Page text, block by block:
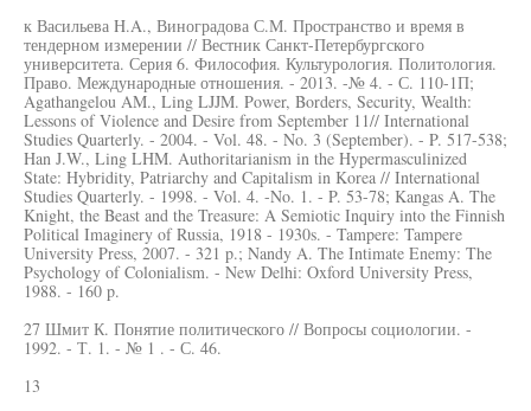
к Васильева H.A., Виноградова С.М. Пространство и время в
тендерном измерении // Вестник Санкт-Петербургского
университета. Серия 6. Философия. Культурология. Политология.
Право. Международные отношения. - 2013. -№ 4. - С. 110-1П;
Agathangelou AM., Ling LJJM. Power, Borders, Security, Wealth:
Lessons of Violence and Desire from September 11// International
Studies Quarterly. - 2004. - Vol. 48. - No. 3 (September). - P. 517-538;
Han J.W., Ling LHM. Authoritarianism in the Hypermasculinized
State: Hybridity, Patriarchy and Capitalism in Korea // International
Studies Quarterly. - 1998. - Vol. 4. -No. 1. - P. 53-78; Kangas A. The
Knight, the Beast and the Treasure: A Semiotic Inquiry into the Finnish
Political Imaginery of Russia, 1918 - 1930s. - Tampere: Tampere
University Press, 2007. - 321 p.; Nandy A. The Intimate Enemy: The
Psychology of Colonialism. - New Delhi: Oxford University Press,
1988. - 160 p.
27 Шмит К. Понятие политического // Вопросы социологии. -
1992. - Т. 1. - № 1 . - С. 46.
13